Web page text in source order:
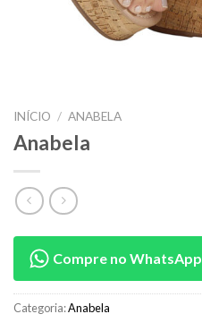
INÍCIO / ANABELA
Anabela
Compre no WhatsApp
Categoria:Anabela